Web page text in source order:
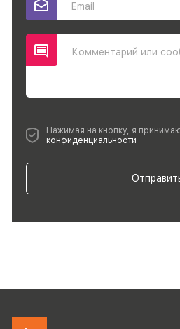
Email
Комментарий или
Нажимая на кнопку, я
конфиденциальности